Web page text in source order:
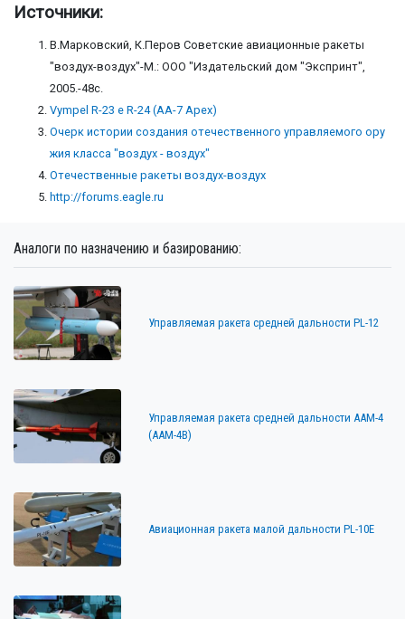
Источники:
В.Марковский, К.Перов Советские авиационные ракеты
"воздух-воздух"-М.: ООО "Издательский дом "Экспринт",
2005.-48с.
Vympel R-23 e R-24 (AA-7 Apex)
Очерк истории создания отечественного управляемого ору
жия класса "воздух - воздух"
Отечественные ракеты воздух-воздух
http://forums.eagle.ru
Аналоги по назначению и базированию:
Управляемая ракета средней дальности PL-12
Управляемая ракета средней дальности AAM-4
(AAM-4B)
Авиационная ракета малой дальности PL-10E